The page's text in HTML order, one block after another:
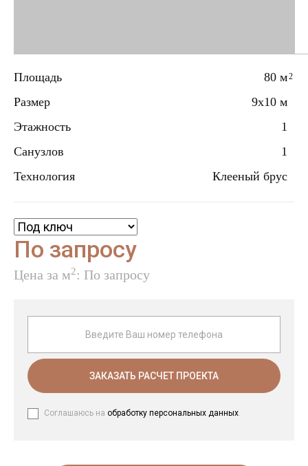
Площадь 80 м2
Размер
9x10 м
Этажность
1
Санузлов
1
Технология
Клееный брус
По запросу
Цена за м2: По запросу
ЗАКАЗАТЬ РАСЧЕТ ПРОЕКТА
Соглашаюсь на обработку персональных данных.